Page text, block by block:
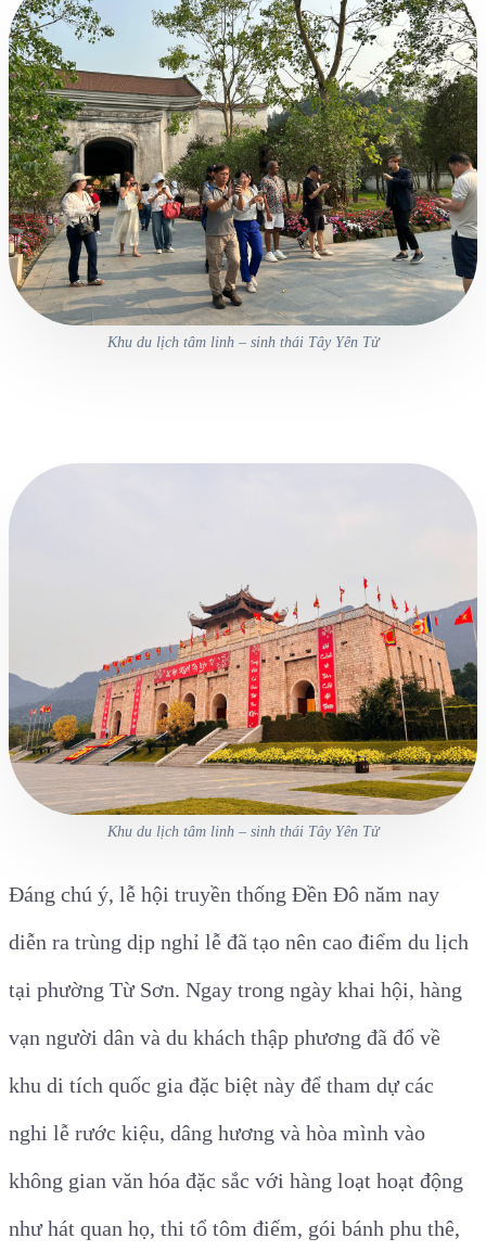
Khu du lịch tâm linh – sinh thái Tây Yên Tử
Khu du lịch tâm linh – sinh thái Tây Yên Tử
Đáng chú ý, lễ hội truyền thống Đền Đô năm nay
diễn ra trùng dịp nghỉ lễ đã tạo nên cao điểm du lịch
tại phường Từ Sơn. Ngay trong ngày khai hội, hàng
vạn người dân và du khách thập phương đã đổ về
khu di tích quốc gia đặc biệt này để tham dự các
nghi lễ rước kiệu, dâng hương và hòa mình vào
không gian văn hóa đặc sắc với hàng loạt hoạt động
như hát quan họ, thi tổ tôm điếm, gói bánh phu thê,